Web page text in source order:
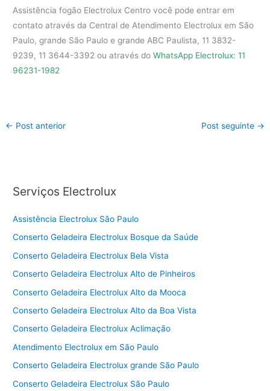
Assistência fogão Electrolux Centro você pode entrar em
contato através da Central de Atendimento Electrolux em São
Paulo, grande São Paulo e grande ABC Paulista, 11 3832-
9239, 11 3644-3392 ou através doWhatsApp Electrolux: 11
96231-1982
← Post anterior Post seguinte →
Serviços Electrolux
Assistência Electrolux São Paulo
Conserto Geladeira Electrolux Bosque da Saúde
Conserto Geladeira Electrolux Bela Vista
Conserto Geladeira Electrolux Alto de Pinheiros
Conserto Geladeira Electrolux Alto da Mooca
Conserto Geladeira Electrolux Alto da Boa Vista
Conserto Geladeira Electrolux Aclimação
Atendimento Electrolux em São Paulo
Conserto Geladeira Electrolux grande São Paulo
Conserto Geladeira Electrolux São Paulo